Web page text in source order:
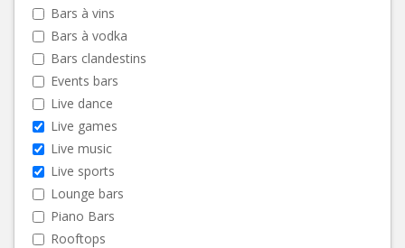
Bars à vins
Bars à vodka
Bars clandestins
Events bars
Live dance
Live games
Live music
Live sports
Lounge bars
Piano Bars
Rooftops